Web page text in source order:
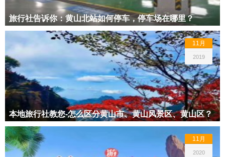
旅行社告诉你：黄山北站如何停车，停车场在哪里？
本地旅行社教您-怎么区分黄山市、黄山风景区、黄山区？
11月
2019
11月
2020